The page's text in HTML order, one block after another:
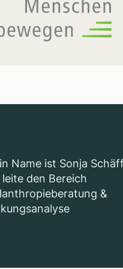
Name ist Sonja
den Bereich
&